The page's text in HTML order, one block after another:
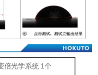
倍光学系统 1个